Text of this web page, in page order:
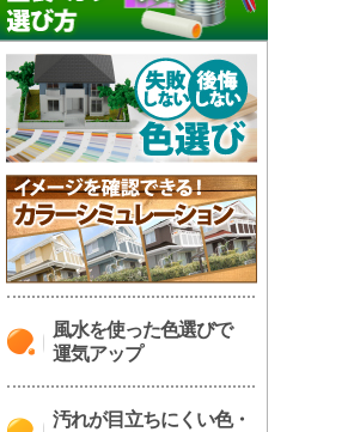
風水を使った色選びで
運気アップ
汚れが目立ちにくい色・